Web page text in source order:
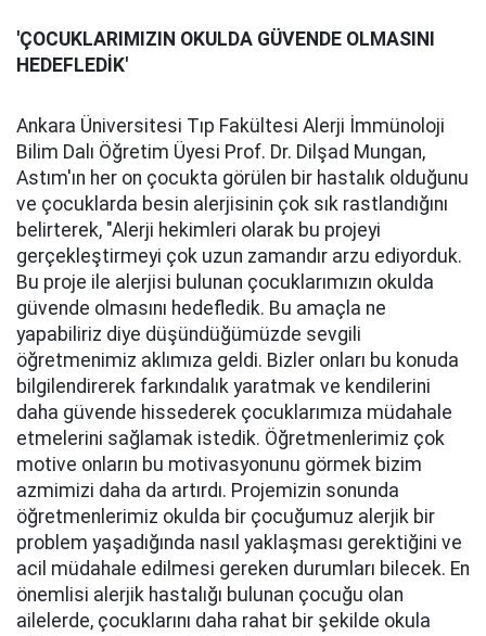
'ÇOCUKLARIMIZIN OKULDA GÜVENDE OLMASINI
HEDEFLEDİK'
Ankara Üniversitesi Tıp Fakültesi Alerji İmmünoloji
Bilim Dalı Öğretim Üyesi Prof. Dr. Dilşad Mungan,
Astım'ın her on çocukta görülen bir hastalık olduğunu
ve çocuklarda besin alerjisinin çok sık rastlandığını
belirterek, "Alerji hekimleri olarak bu projeyi
gerçekleştirmeyi çok uzun zamandır arzu ediyorduk.
Bu proje ile alerjisi bulunan çocuklarımızın okulda
güvende olmasını hedefledik. Bu amaçla ne
yapabiliriz diye düşündüğümüzde sevgili
öğretmenimiz aklımıza geldi. Bizler onları bu konuda
bilgilendirerek farkındalık yaratmak ve kendilerini
daha güvende hissederek çocuklarımıza müdahale
etmelerini sağlamak istedik. Öğretmenlerimiz çok
motive onların bu motivasyonunu görmek bizim
azmimizi daha da artırdı. Projemizin sonunda
öğretmenlerimiz okulda bir çocuğumuz alerjik bir
problem yaşadığında nasıl yaklaşması gerektiğini ve
acil müdahale edilmesi gereken durumları bilecek. En
önemlisi alerjik hastalığı bulunan çocuğu olan
ailelerde, çocuklarını daha rahat bir şekilde okula